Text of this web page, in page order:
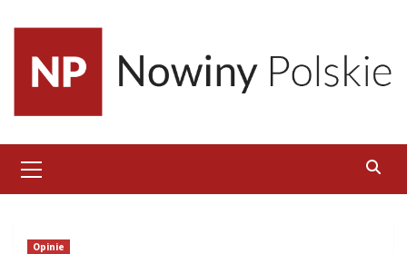
content
Menu
Opinie